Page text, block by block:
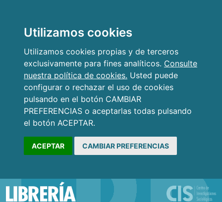
Utilizamos cookies
Utilizamos cookies propias y de terceros
exclusivamente para fines analíticos. Consulte
nuestra política de cookies. Usted puede
configurar o rechazar el uso de cookies
pulsando en el botón CAMBIAR
PREFERENCIAS o aceptarlas todas pulsando
el botón ACEPTAR.
ACEPTAR CAMBIAR PREFERENCIAS